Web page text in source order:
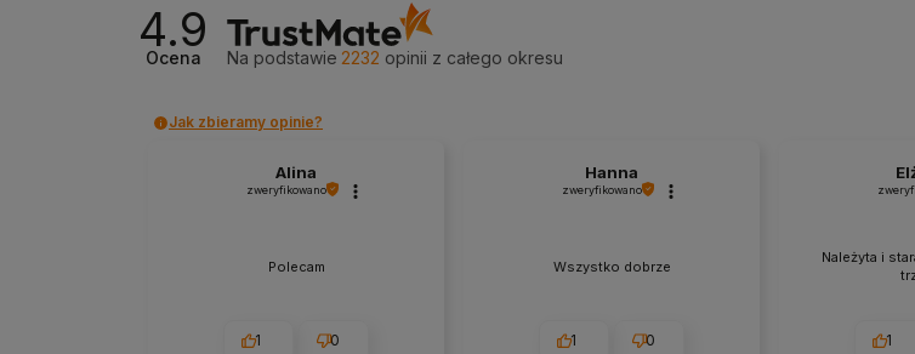
4.9
Ocena Na podstawie 2232 opinii z całego okresu
Jak zbieramy opinie?
Alina
zweryfikowano
Polecam
1 0
Hanna
zweryfikowano
Wszystko dobrze
1 0
Należyta i
1